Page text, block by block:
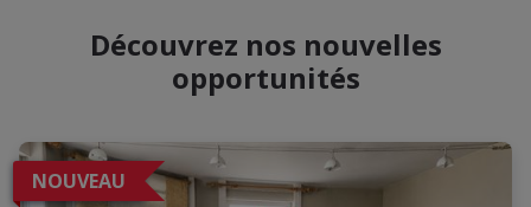
Découvrez nos nouvelles
opportunités
NOUVEAU